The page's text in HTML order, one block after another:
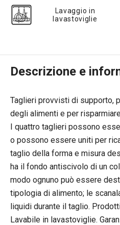
Lavaggio in
lavastoviglie
Descrizione e
Taglieri provvisti di supporto,
degli alimenti e per
I quattro taglieri possono
o possono essere uniti per
taglio della forma e misura
ha il fondo antiscivolo di un
modo ognuno può essere
tipologia di alimento; le
liquidi durante il taglio.
Lavabile in lavastoviglie.